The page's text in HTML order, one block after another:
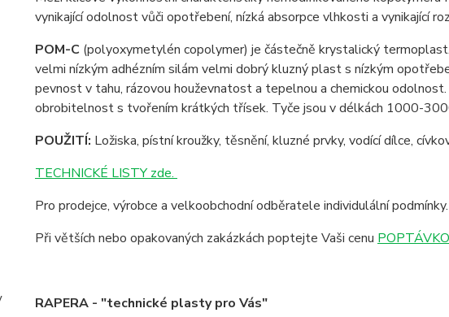
vynikající odolnost vůči opotřebení, nízká absorpce vlhkosti a vynikající
POM-C (polyoxymetylén copolymer) je částečně krystalický
velmi nízkým adhézním silám velmi dobrý kluzný plast s nízkým
pevnost v tahu, rázovou houževnatost a tepelnou a chemickou
obrobitelnost s tvořením krátkých třísek. Tyče jsou v délkách 1000-
POUŽITÍ: Ložiska, pístní kroužky, těsnění, kluzné prvky, vodící dílce,
TECHNICKÉ LISTY zde.
Pro prodejce, výrobce a velkoobchodní odběratele individulální podmínky.
Při větších nebo opakovaných zakázkách poptejte Vaši cenu
RAPERA - "technické plasty pro Vás"